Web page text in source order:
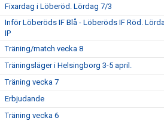
Fixardag i Löberöd. Lördag 7/3
Inför Löberöds IF Blå - Löberöds IF Röd.
IP
Träning/match vecka 8
Träningsläger i Helsingborg 3-5 april.
Träning vecka 7
Erbjudande
Träning vecka 6